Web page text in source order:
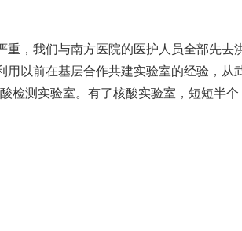
，我们与南方医院的医护人员全部先去
以前在基层合作共建实验室的经验，从
检测实验室。有了核酸实验室，短短半个